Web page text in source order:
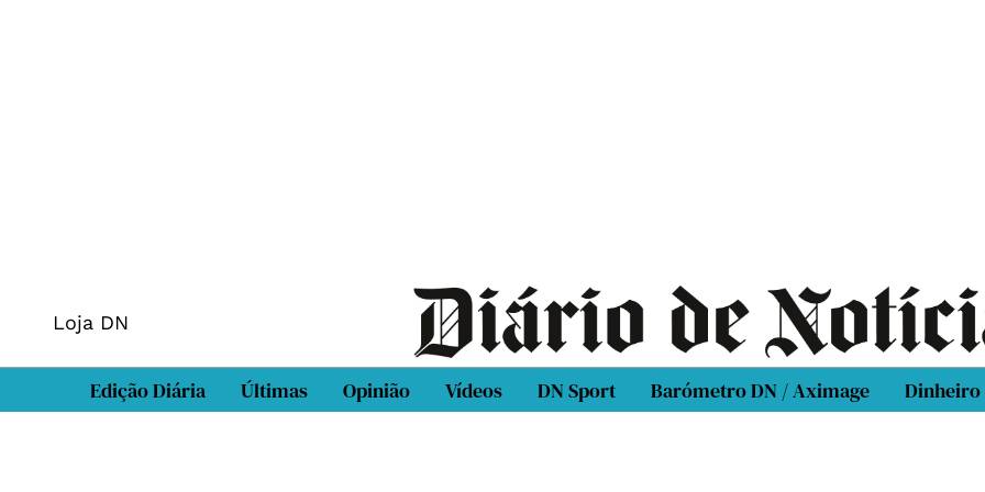
Loja DN
Edição Diária Últimas Opinião Vídeos DN Sport Barómetro DN / Aximage Dinheiro